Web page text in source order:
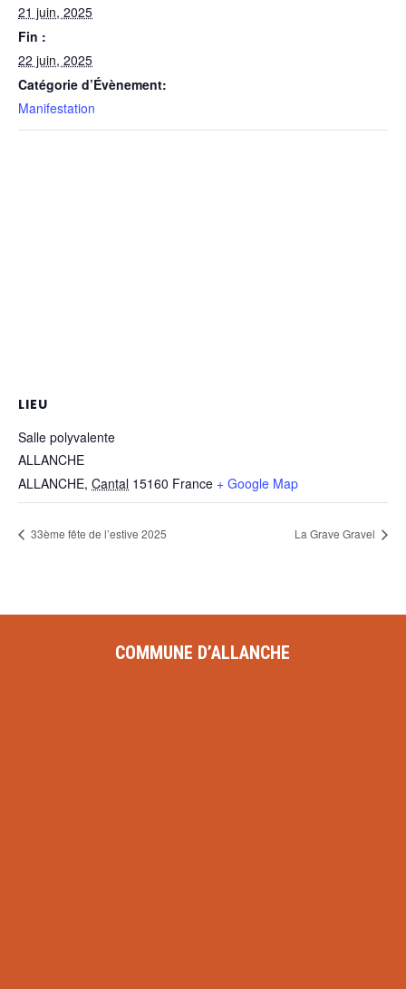
21 juin, 2025
Fin :
22 juin, 2025
Catégorie d’Évènement:
Manifestation
LIEU
Salle polyvalente
ALLANCHE
ALLANCHE, Cantal 15160 France + Google Map
33ème fête de l’estive 2025 La Grave Gravel
COMMUNE D’ALLANCHE